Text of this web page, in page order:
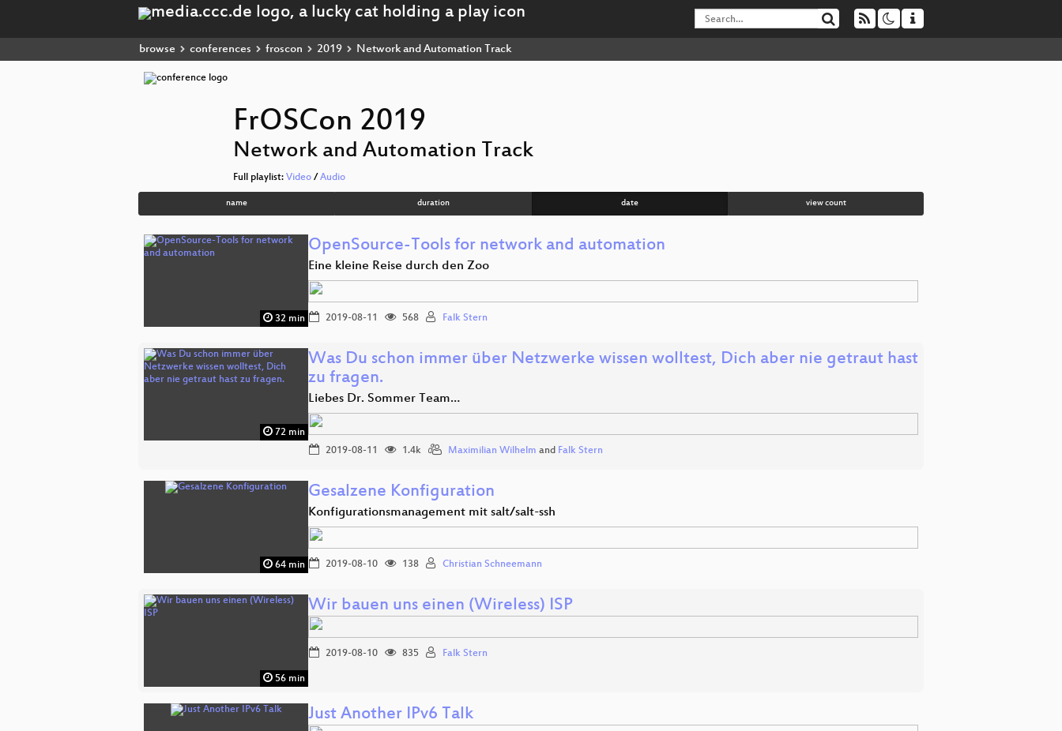
browse conferences froscon 2019 Network and Automation Track
FrOSCon 2019
Network and Automation Track
Full playlist: Video / Audio
name duration date view count
32 min
OpenSource-Tools for network and automation
Eine kleine Reise durch den Zoo
2019-08-11 568 Falk Stern
72 min
Was Du schon immer über Netzwerke wissen wolltest, Dich aber nie getraut hast
zu fragen.
Liebes Dr. Sommer Team…
2019-08-11 1.4k Maximilian Wilhelm and Falk Stern
64 min
Gesalzene Konfiguration
Konfigurationsmanagement mit salt/salt-ssh
2019-08-10 138 Christian Schneemann
56 min
Wir bauen uns einen (Wireless) ISP
2019-08-10 835 Falk Stern
Just Another IPv6 Talk